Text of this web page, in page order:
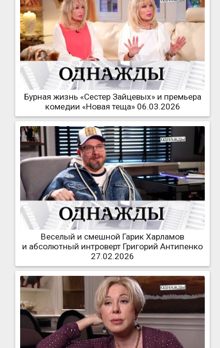
Бурная жизнь «Сестер Зайцевых» и премьера
комедии «Новая теща» 06.03.2026
Веселый и смешной Гарик Харламов
и абсолютный интроверт Григорий Антипенко
27.02.2026